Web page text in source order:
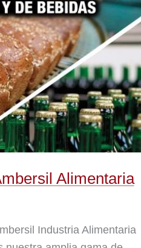
Alimentaria
Industria Alimentaria